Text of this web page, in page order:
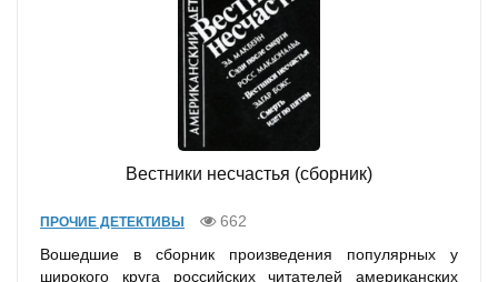
Вестники несчастья (сборник)
ПРОЧИЕ ДЕТЕКТИВЫ
662
Вошедшие в сборник произведения популярных у
широкого круга российских читателей американских